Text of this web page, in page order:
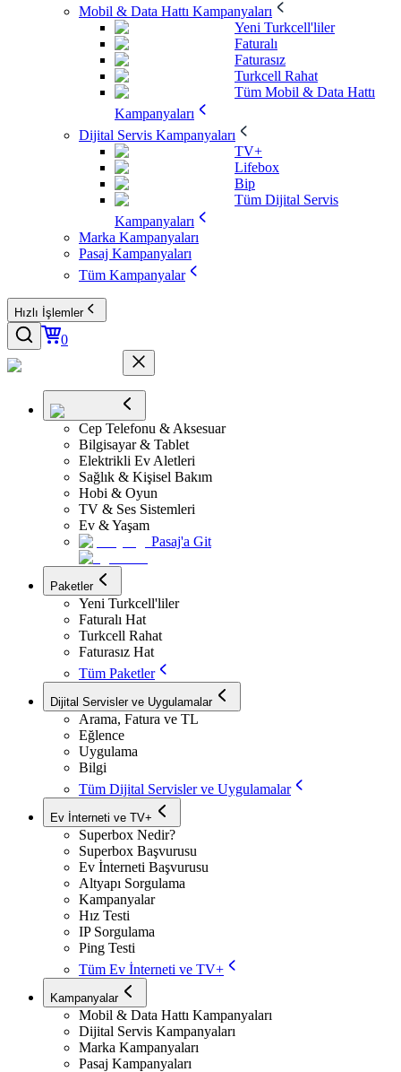
Mobil & Data Hattı Kampanyaları
Yeni Turkcell'liler
Faturalı
Faturasız
Turkcell Rahat
Tüm Mobil & Data Hattı
Kampanyaları
Dijital Servis Kampanyaları
TV+
Lifebox
Bip
Tüm Dijital Servis
Kampanyaları
Marka Kampanyaları
Pasaj Kampanyaları
Tüm Kampanyalar
Hızlı İşlemler
0
Cep Telefonu & Aksesuar
Bilgisayar & Tablet
Elektrikli Ev Aletleri
Sağlık & Kişisel Bakım
Hobi & Oyun
TV & Ses Sistemleri
Ev & Yaşam
Pasaj'a Git
Paketler
Yeni Turkcell'liler
Faturalı Hat
Turkcell Rahat
Faturasız Hat
Tüm Paketler
Dijital Servisler ve Uygulamalar
Arama, Fatura ve TL
Eğlence
Uygulama
Bilgi
Tüm Dijital Servisler ve Uygulamalar
Ev İnterneti ve TV+
Superbox Nedir?
Superbox Başvurusu
Ev İnterneti Başvurusu
Altyapı Sorgulama
Kampanyalar
Hız Testi
IP Sorgulama
Ping Testi
Tüm Ev İnterneti ve TV+
Kampanyalar
Mobil & Data Hattı Kampanyaları
Dijital Servis Kampanyaları
Marka Kampanyaları
Pasaj Kampanyaları